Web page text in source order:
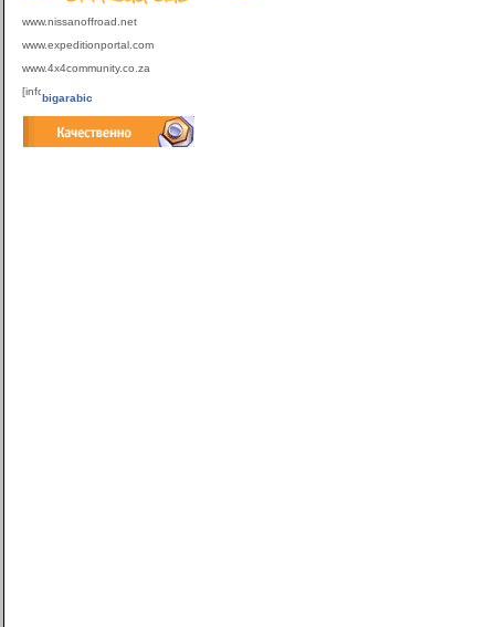
www.nissanoffroad.net
www.expeditionportal.com
www.4x4community.co.za
bigarabic